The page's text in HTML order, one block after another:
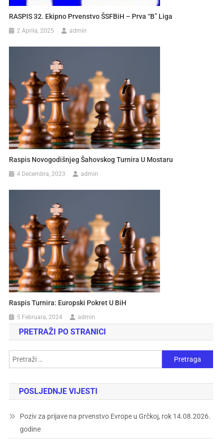
RASPIS 32. Ekipno Prvenstvo ŠSFBiH – Prva “B” Liga
2 Aprila, 2025 admin
Raspis Novogodišnjeg Šahovskog Turnira U Mostaru
4 Decembra, 2023 admin
Raspis Turnira: Europski Pokret U BiH
5 Februara, 2024 admin
PRETRAŽI PO STRANICI
POSLJEDNJE VIJESTI
Poziv za prijave na prvenstvo Evrope u Grčkoj, rok 14.08.2026.
godine